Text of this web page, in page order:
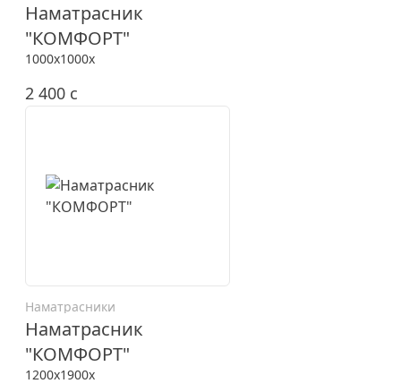
Наматрасник
"КОМФОРТ"
1000x1000x
2 400 c
Наматрасники
Наматрасник
"КОМФОРТ"
1200x1900x